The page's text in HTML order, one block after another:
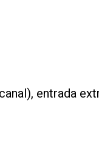
entrada